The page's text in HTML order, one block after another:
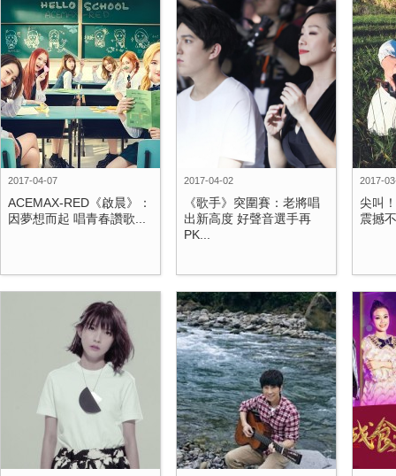
2017-04-07
ACEMAX-RED《啟晨》：
因夢想而起 唱青春讚歌...
2017-04-02
《歌手》突圍賽：老將唱
出新高度 好聲音選手再
PK...
2017-
尖叫
震撼